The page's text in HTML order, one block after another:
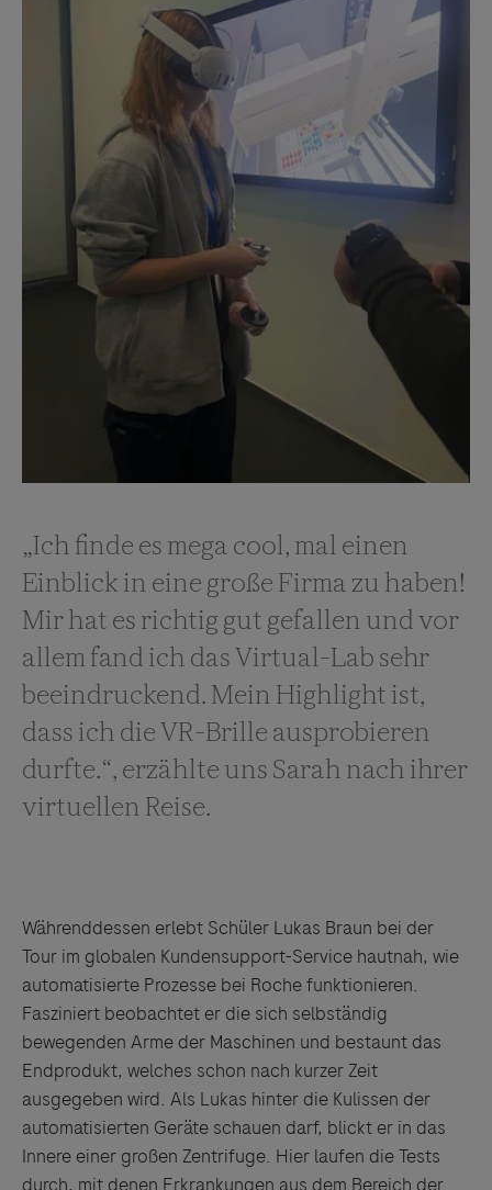
Währenddessen erlebt Schüler Lukas Braun bei der
Tour im globalen Kundensupport-Service hautnah, wie
automatisierte Prozesse bei Roche funktionieren.
Fasziniert beobachtet er die sich selbständig
bewegenden Arme der Maschinen und bestaunt das
Endprodukt, welches schon nach kurzer Zeit
ausgegeben wird. Als Lukas hinter die Kulissen der
automatisierten Geräte schauen darf, blickt er in das
Innere einer großen Zentrifuge. Hier laufen die Tests
Links zu Websites Dritter werden im Sinne des
Servicegedankens angeboten. Der Herausgeber äußert
keine Meinung über den Inhalt von Websites Dritter und